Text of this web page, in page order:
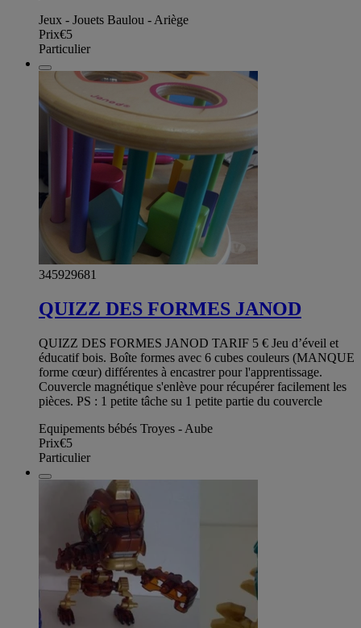
Jeux - Jouets Baulou - Ariège
Prix€5
Particulier
345929681
QUIZZ DES FORMES JANOD
QUIZZ DES FORMES JANOD TARIF 5 € Jeu d’éveil et
éducatif bois. Boîte formes avec 6 cubes couleurs (MANQUE
forme cœur) différentes à encastrer pour l'apprentissage.
Couvercle magnétique s'enlève pour récupérer facilement les
pièces. PS : 1 petite tâche su 1 petite partie du couvercle
Equipements bébés Troyes - Aube
Prix€5
Particulier